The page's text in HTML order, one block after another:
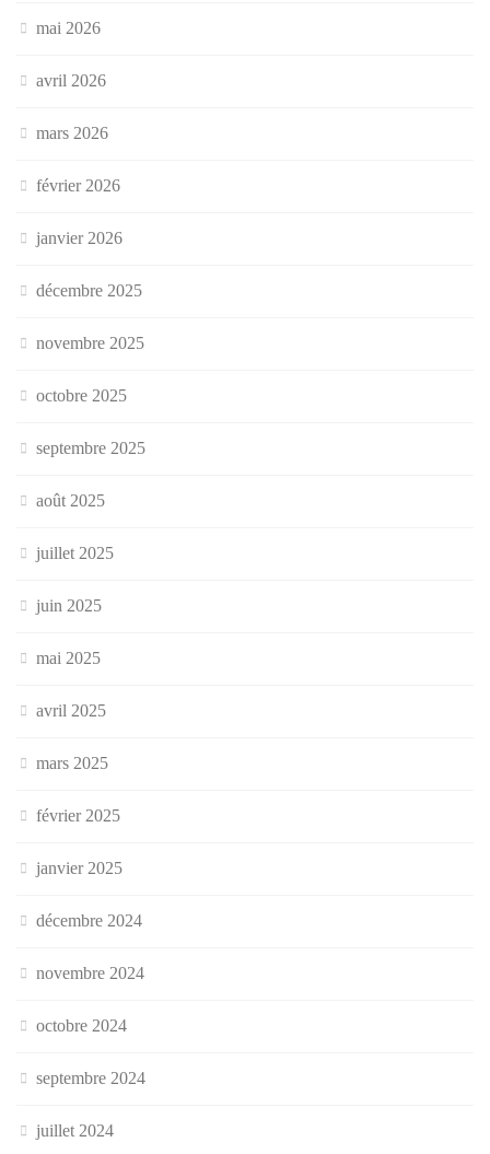
mai 2026
avril 2026
mars 2026
février 2026
janvier 2026
décembre 2025
novembre 2025
octobre 2025
septembre 2025
août 2025
juillet 2025
juin 2025
mai 2025
avril 2025
mars 2025
février 2025
janvier 2025
décembre 2024
novembre 2024
octobre 2024
septembre 2024
juillet 2024